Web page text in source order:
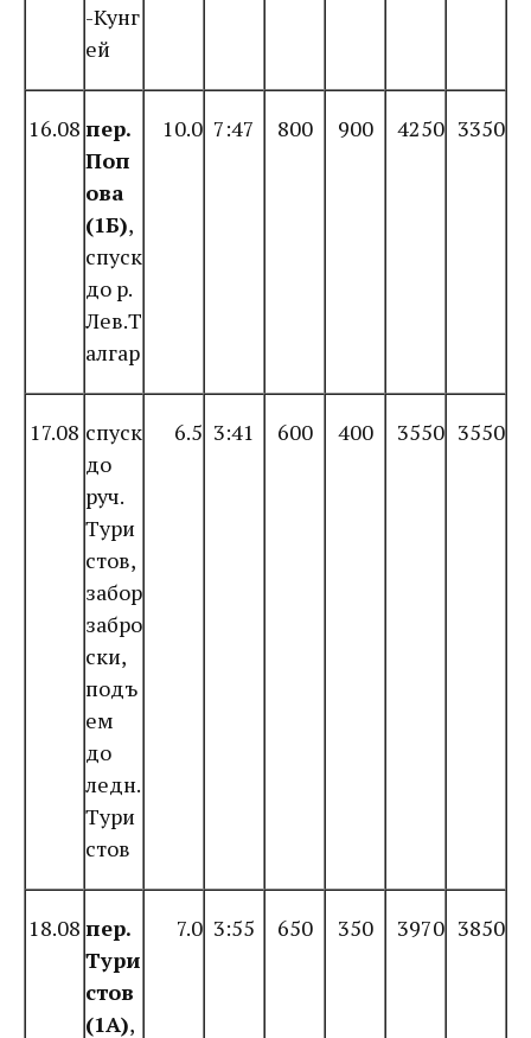
-Кунг
ей
16.08 пер.
Поп
ова
(1Б),
спуск
до р.
Лев.Т
алгар
10.0 7:47 800 900 4250 3350
17.08 спуск
до
руч.
Тури
стов,
забор
забро
ски,
подъ
ем
до
ледн.
Тури
стов
6.5 3:41 600 400 3550 3550
18.08 пер.
Тури
стов
(1А),
7.0 3:55 650 350 3970 3850